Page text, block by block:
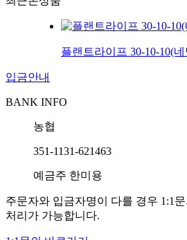
플랜트라이프 30-10-10(
입금안내
BANK INFO
농협
351-1131-621463
예금주 한미용
주문자와 입금자명이 다를 경우 1:1
처리가 가능합니다.